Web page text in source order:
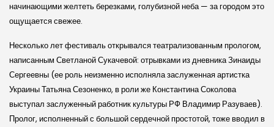
начинающими желтеть березками, голубизной неба — за городом это
ощущается свежее.
Несколько лет фестиваль открывался театрализованным прологом,
написанным Светланой Сукачевой: отрывками из дневника Зинаиды
Сергеевны (ее роль неизменно исполняла заслуженная артистка
Украины Татьяна Сезоненко, в роли же Константина Соколова
выступал заслуженный работник культуры РФ Владимир Разуваев).
Пролог, исполненный с большой сердечной простотой, тоже вводил в